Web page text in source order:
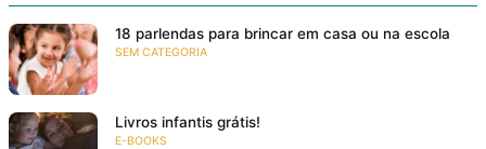
18 parlendas para brincar em casa ou na escola
SEM CATEGORIA
Livros infantis grátis!
E-BOOKS